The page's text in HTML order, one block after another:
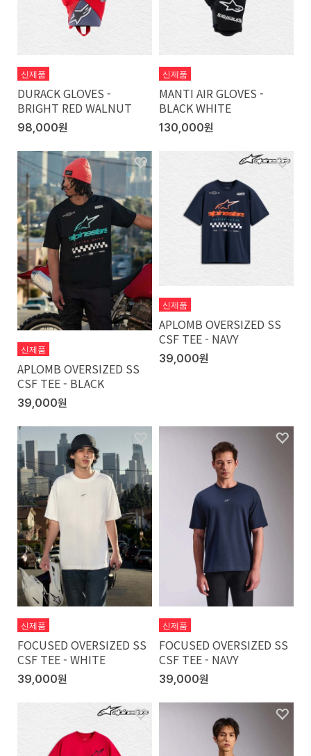
신제품
DURACK GLOVES -
BRIGHT RED WALNUT
98,000원
신제품
MANTI AIR GLOVES -
BLACK WHITE
130,000원
신제품
APLOMB OVERSIZED SS
CSF TEE - BLACK
39,000원
신제품
APLOMB OVERSIZED SS
CSF TEE - NAVY
39,000원
신제품
FOCUSED OVERSIZED SS
CSF TEE - WHITE
39,000원
신제품
FOCUSED OVERSIZED SS
CSF TEE - NAVY
39,000원